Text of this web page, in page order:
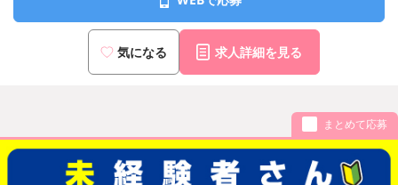
気になる 求人詳細を見る
まとめて応募